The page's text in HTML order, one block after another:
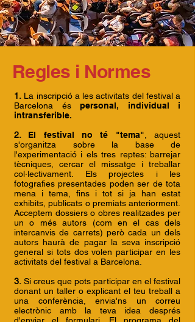
Regles i Normes
1. La inscripció a les activitats del festival a
Barcelona éspersonal, individual i
intransferible.
2. El festival no té "tema" , aquest
s'organitza sobre la base de
l'experimentació i els tres reptes: barrejar
tècniques, cercar el missatge i treballar
col·lectivament. Els projectes i les
fotografies presentades poden ser de tota
mena i tema, fins i tot si ja han estat
exhibits, publicats o premiats anteriorment.
Acceptem dossiers o obres realitzades per
un o més autors (com en el cas dels
intercanvis de carrets) però cada un dels
autors haurà de pagar la seva inscripció
general si tots dos volen participar en les
activitats del festival a Barcelona.
3. Si creus que pots participar en el festival
donant un taller o explicant el teu treball a
una conferència, envia'ns un correu
electrònic amb la teva idea després